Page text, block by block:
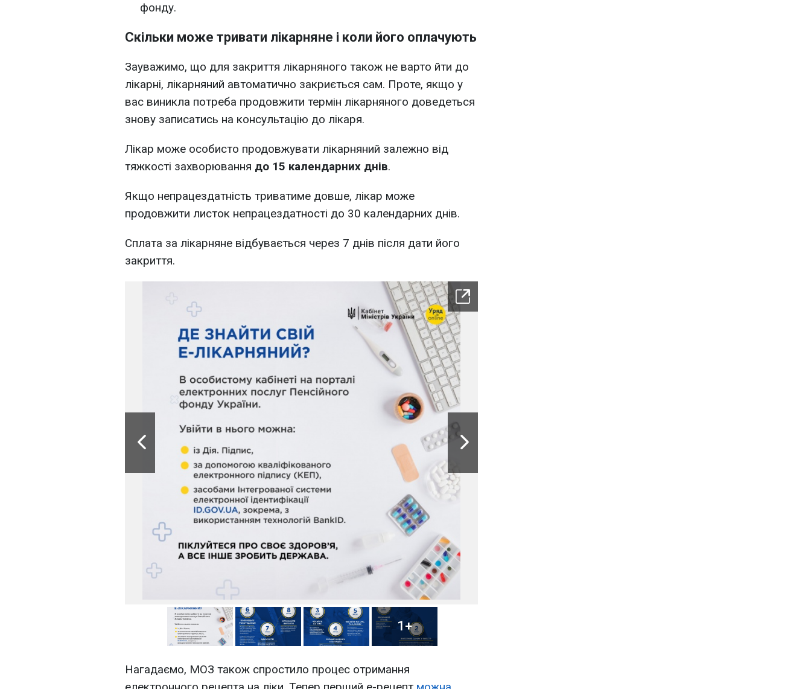
фонду.
Скільки може тривати лікарняне і коли його оплачують
Зауважимо, що для закриття лікарняного також не варто йти до
лікарні, лікарняний автоматично закриється сам. Проте, якщо у
вас виникла потреба продовжити термін лікарняного доведеться
знову записатись на консультацію до лікаря.
Лікар може особисто продовжувати лікарняний залежно від
тяжкості захворювання до 15 календарних днів.
Якщо непрацездатність триватиме довше, лікар може
продовжити листок непрацездатності до 30 календарних днів.
Сплата за лікарняне відбувається через 7 днів після дати його
закриття.
1+
Нагадаємо, МОЗ також спростило процес отримання